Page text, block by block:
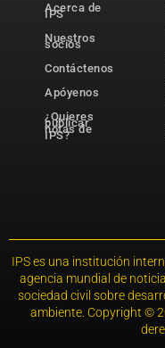
Acerca de
IPS
Nuestros
socios
Contáctenos
Apóyenos
¿Quieres
publicar
notas de
IPS?
IPS es una institución
agencia mundial de
sociedad civil sobre
ambiente. Copyright ©